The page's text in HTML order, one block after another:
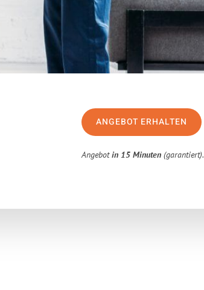
ANGEBOT ERHALTEN
Angebotin 15 Minuten (garantiert).